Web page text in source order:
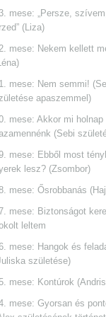
mese: „Persze,
(Liza)
mese: Nekem kellett
mese: Nem semmi!
apaszemmel)
mese: Akkor mi holnap
(Sebi
mese: Ebből most
lesz? (Zsombor)
mese: Ősrobbanás
mese: Biztonságot
leltem
mese: Hangok és
születése)
mese: Kontúrok
mese: Gyorsan és